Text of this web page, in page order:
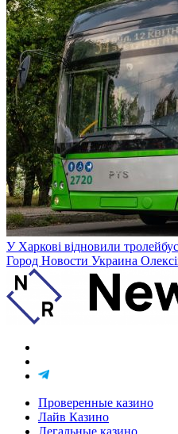
У Харкові відновили
Город Новости Украина
Проверенные казино
Лайв Казино
Легальные казино